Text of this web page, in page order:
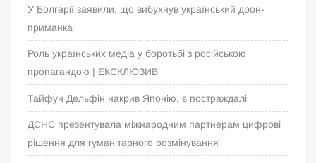
У Болгарії заявили, що вибухнув український дрон-
приманка
Роль українських медіа у боротьбі з російською
пропагандою | ЕКСКЛЮЗИВ
Тайфун Дельфін накрив Японію, є постраждалі
ДСНС презентувала міжнародним партнерам цифрові
рішення для гуманітарного розмінування